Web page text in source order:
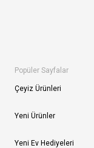
Popüler Sayfalar
Çeyiz Ürünleri
Yeni Ürünler
Yeni Ev Hediyeleri